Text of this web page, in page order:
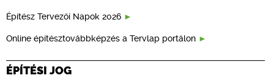
Építész Tervezői Napok 2026
Online építésztovábbképzés a Tervlap portálon
ÉPÍTÉSI JOG